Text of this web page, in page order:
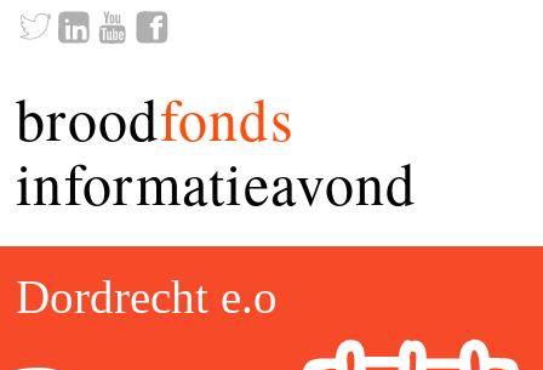
broodfonds
informatieavond
Dordrecht e.o